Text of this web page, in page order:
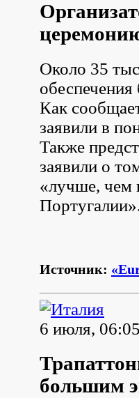
Около 35
Как
заявили в
Также
заявили о
«лучше, чем
Источник:
6 июля, 06:05
большим